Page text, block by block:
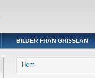
BILDER FRÅN GRISSLAN
Du är här
Hem